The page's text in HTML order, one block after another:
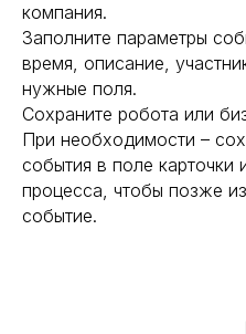
компания.
Заполните параметры
время, описание,
нужные поля.
Сохраните робота или
При необходимости –
события в поле
процесса, чтобы позже
событие.